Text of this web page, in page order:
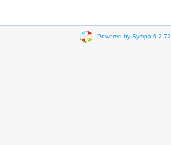
Powered by Sympa 6.2.72